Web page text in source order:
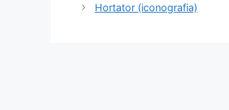
Hortator (iconografia)